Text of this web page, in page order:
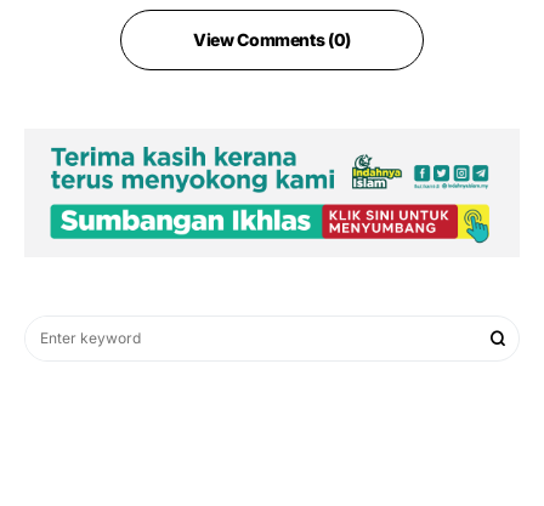
View Comments (0)